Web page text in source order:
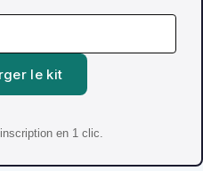
le kit
en 1 clic.